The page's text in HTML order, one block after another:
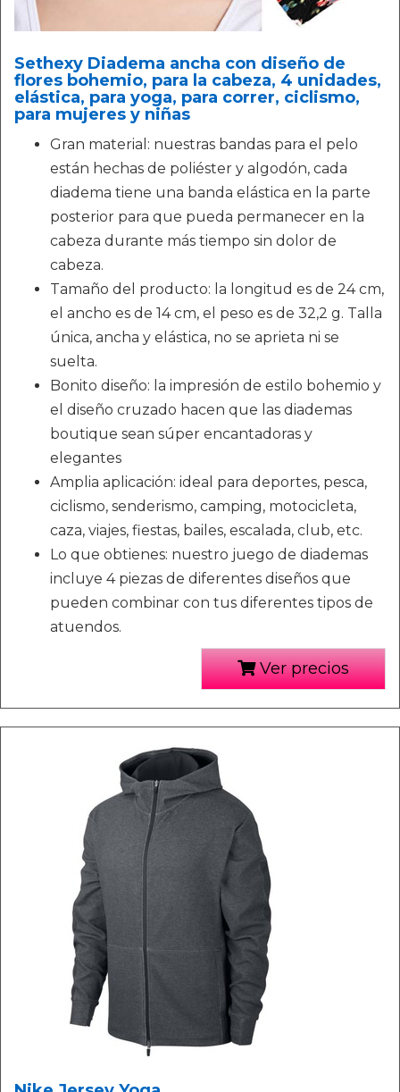
Sethexy Diadema ancha con diseño de
flores bohemio, para la cabeza, 4 unidades,
elástica, para yoga, para correr, ciclismo,
para mujeres y niñas
Gran material: nuestras bandas para el pelo
están hechas de poliéster y algodón, cada
diadema tiene una banda elástica en la parte
posterior para que pueda permanecer en la
cabeza durante más tiempo sin dolor de
cabeza.
Tamaño del producto: la longitud es de 24 cm,
el ancho es de 14 cm, el peso es de 32,2 g. Talla
única, ancha y elástica, no se aprieta ni se
suelta.
Bonito diseño: la impresión de estilo bohemio y
el diseño cruzado hacen que las diademas
boutique sean súper encantadoras y
elegantes
Amplia aplicación: ideal para deportes, pesca,
ciclismo, senderismo, camping, motocicleta,
caza, viajes, fiestas, bailes, escalada, club, etc.
Lo que obtienes: nuestro juego de diademas
incluye 4 piezas de diferentes diseños que
pueden combinar con tus diferentes tipos de
atuendos.
Ver precios